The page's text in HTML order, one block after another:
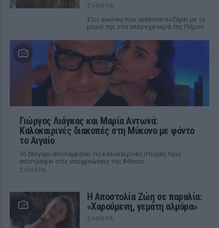
ΣΉΜΕΡΑ
Στις εικόνες που ανέβασε ποζάρει με το
μαγιό της στα υπέροχα νερά της Πάρου
Γιώργος Λιάγκας και Μαρία Αντωνά:
Καλοκαιρινές διακοπές στη Μύκονο με φόντο
το Αιγαίο
Το ζευγάρι απολαμβάνει τις καλοκαιρινές στιγμές πριν
επιστρέψει στις υποχρεώσεις της Αθήνας
ΣΉΜΕΡΑ
Η Αποστολία Ζώη σε παραλία:
«Χαρούμενη, γεμάτη αλμύρα»
ΣΉΜΕΡΑ